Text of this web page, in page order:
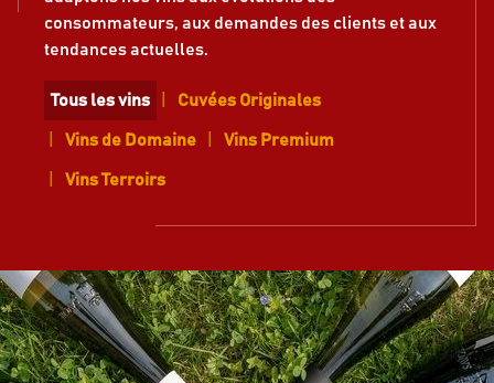
consommateurs, aux demandes des clients et aux
tendances actuelles.
Tous les vins Cuvées Originales
Vins de Domaine Vins Premium
Vins Terroirs